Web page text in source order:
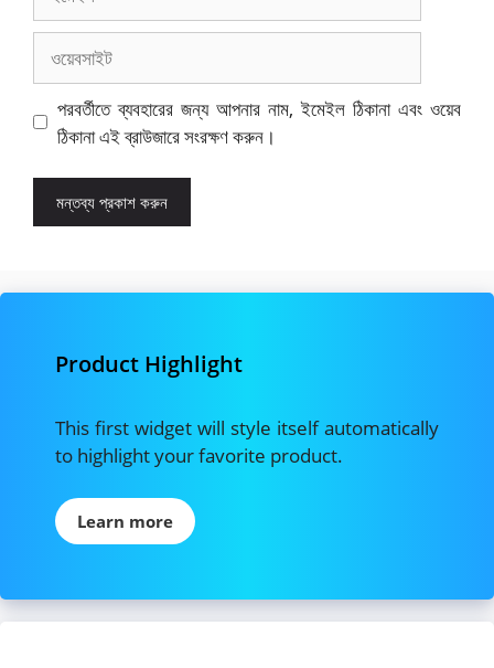
পরবর্তীতে ব্যবহারের জন্য আপনার নাম, ইমেইল ঠিকানা এবং ওয়েব
ঠিকানা এই ব্রাউজারে সংরক্ষণ করুন।
Product Highlight
This first widget will style itself automatically
to highlight your favorite product.
Learn more